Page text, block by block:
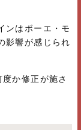
ンはボーエ・モ
影響が感じられ
か修正が施さ